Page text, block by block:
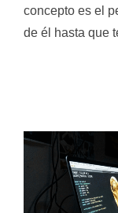
concepto es el
de él hasta que